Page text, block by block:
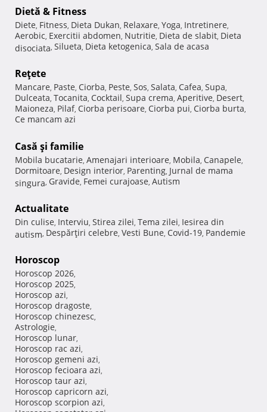
Dietă & Fitness
Diete, Fitness, Dieta Dukan, Relaxare, Yoga, Intretinere,
Aerobic, Exercitii abdomen, Nutritie, Dieta de slabit, Dieta
disociata, Silueta, Dieta ketogenica, Sala de acasa
Reţete
Mancare, Paste, Ciorba, Peste, Sos, Salata, Cafea, Supa,
Dulceata, Tocanita, Cocktail, Supa crema, Aperitive, Desert,
Maioneza, Pilaf, Ciorba perisoare, Ciorba pui, Ciorba burta,
Ce mancam azi
Casă şi familie
Mobila bucatarie, Amenajari interioare, Mobila, Canapele,
Dormitoare, Design interior, Parenting, Jurnal de mama
singura, Gravide, Femei curajoase, Autism
Actualitate
Din culise, Interviu, Stirea zilei, Tema zilei, Iesirea din
autism, Despărţiri celebre, Vesti Bune, Covid-19, Pandemie
Horoscop
Horoscop 2026,
Horoscop 2025,
Horoscop azi,
Horoscop dragoste,
Horoscop chinezesc,
Astrologie,
Horoscop lunar,
Horoscop rac azi,
Horoscop gemeni azi,
Horoscop fecioara azi,
Horoscop taur azi,
Horoscop capricorn azi,
Horoscop scorpion azi,